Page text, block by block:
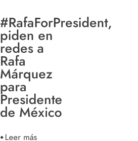
#RafaForPresident,
piden en
redes a
Rafa
Márquez
para
Presidente
de México
Leer más